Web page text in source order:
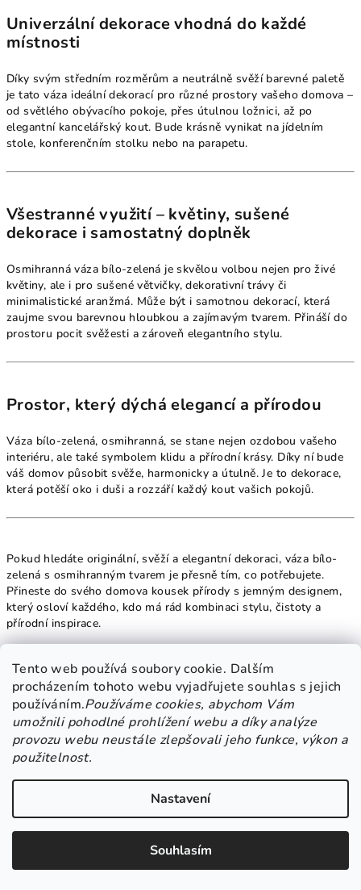
Tento web používá soubory cookie. Dalším
procházením tohoto webu vyjadřujete souhlas s jejich
používáním.Používáme cookies, abychom Vám
umožnili pohodlné prohlížení webu a díky analýze
provozu webu neustále zlepšovali jeho funkce, výkon a
použitelnost.
Nastavení
Souhlasím
Univerzální dekorace vhodná do každé
místnosti
Díky svým středním rozměrům a neutrálně svěží barevné paletě
je tato váza ideální dekorací pro různé prostory vašeho domova –
od světlého obývacího pokoje, přes útulnou ložnici, až po
elegantní kancelářský kout. Bude krásně vynikat na jídelním
stole, konferenčním stolku nebo na parapetu.
Všestranné využití – květiny, sušené
dekorace i samostatný doplněk
Osmihranná váza bílo-zelená je skvělou volbou nejen pro živé
květiny, ale i pro sušené větvičky, dekorativní trávy či
minimalistické aranžmá. Může být i samotnou dekorací, která
zaujme svou barevnou hloubkou a zajímavým tvarem. Přináší do
prostoru pocit svěžesti a zároveň elegantního stylu.
Prostor, který dýchá elegancí a přírodou
Váza bílo-zelená, osmihranná, se stane nejen ozdobou vašeho
interiéru, ale také symbolem klidu a přírodní krásy. Díky ní bude
váš domov působit svěže, harmonicky a útulně. Je to dekorace,
která potěší oko i duši a rozzáří každý kout vašich pokojů.
Pokud hledáte originální, svěží a elegantní dekoraci, váza bílo-
zelená s osmihranným tvarem je přesně tím, co potřebujete.
Přineste do svého domova kousek přírody s jemným designem,
který osloví každého, kdo má rád kombinaci stylu, čistoty a
přírodní inspirace.